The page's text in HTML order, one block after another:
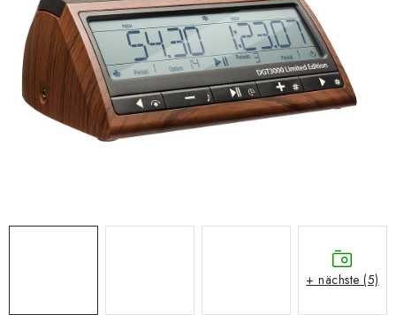
SCHACH ONLINE
SCHACH-MERCH
SCHACH GESCHENKE
+ nächste (5)